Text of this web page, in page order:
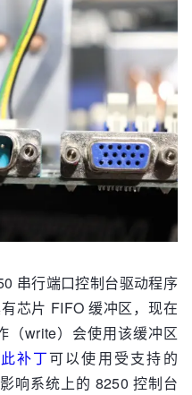
串行端口控制台驱动程序
芯片 FIFO 缓冲区，现在
（write）会使用该缓冲区
补丁可以使用受支持的
响系统上的 8250 控制台